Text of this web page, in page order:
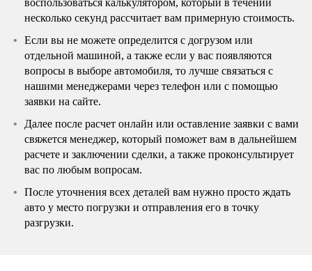
воспользоваться калькулятором, который в течении
несколько секунд рассчитает вам примерную стоимость.
Если вы не можете определится с догрузом или
отдельной машиной, а также если у вас появляются
вопросы в выборе автомобиля, то лучше связаться с
нашими менеджерами через телефон или с помощью
заявки на сайте.
Далее после расчет онлайн или оставление заявки с вами
свяжется менеджер, который поможет вам в дальнейшем
расчете и заключении сделки, а также проконсультирует
вас по любым вопросам.
После уточнения всех деталей вам нужно просто ждать
авто у место погрузки и отправления его в точку
разгрузки.